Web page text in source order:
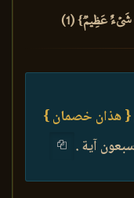
شَيۡءٌ عَظِيمٞ} (1)
{ هذان خصمان }
آية .